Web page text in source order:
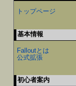
トップページ
基本情報
Falloutとは
公式拡張
初心者案内